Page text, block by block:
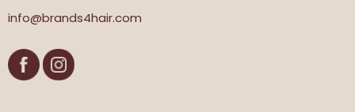
info@brands4hair.com